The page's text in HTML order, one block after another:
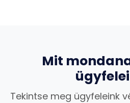
Mit
Tekintse meg ügyfeleink